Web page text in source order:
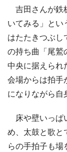
吉田さんが鉄
いてみる」とい
はたたきつぶし
の持ち曲「尾鷲
中央に据えられ
会場からは拍手
になりながら自
床や壁いっぱ
め、太鼓と歌と
らの手拍子も場